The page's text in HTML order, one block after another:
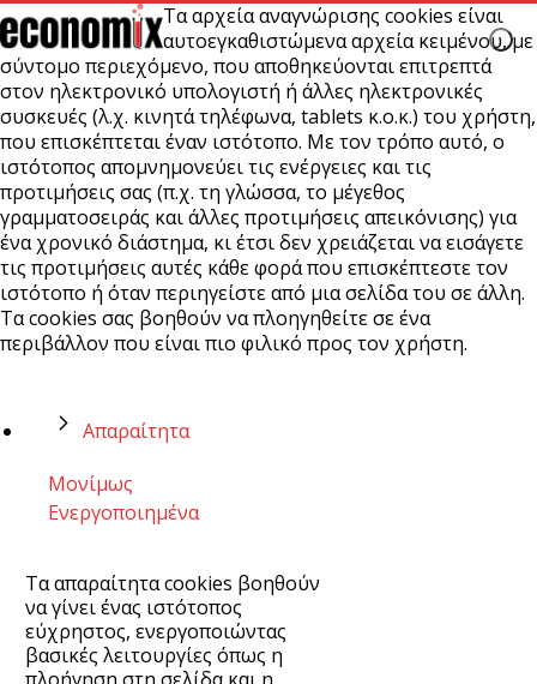
Τα αρχεία αναγνώρισης cookies είναι
αυτοεγκαθιστώμενα αρχεία κειμένου, με
σύντομο περιεχόμενο, που αποθηκεύονται επιτρεπτά
στον ηλεκτρονικό υπολογιστή ή άλλες ηλεκτρονικές
συσκευές (λ.χ. κινητά τηλέφωνα, tablets κ.ο.κ.) του χρήστη,
που επισκέπτεται έναν ιστότοπο. Με τον τρόπο αυτό, ο
ιστότοπος απομνημονεύει τις ενέργειες και τις
προτιμήσεις σας (π.χ. τη γλώσσα, το μέγεθος
γραμματοσειράς και άλλες προτιμήσεις απεικόνισης) για
ένα χρονικό διάστημα, κι έτσι δεν χρειάζεται να εισάγετε
τις προτιμήσεις αυτές κάθε φορά που επισκέπτεστε τον
ιστότοπο ή όταν περιηγείστε από μια σελίδα του σε άλλη.
Τα cookies σας βοηθούν να πλοηγηθείτε σε ένα
περιβάλλον που είναι πιο φιλικό προς τον χρήστη.
Απαραίτητα
Μονίμως
Ενεργοποιημένα
Τα απαραίτητα cookies βοηθούν
να γίνει ένας ιστότοπος
εύχρηστος, ενεργοποιώντας
βασικές λειτουργίες όπως η